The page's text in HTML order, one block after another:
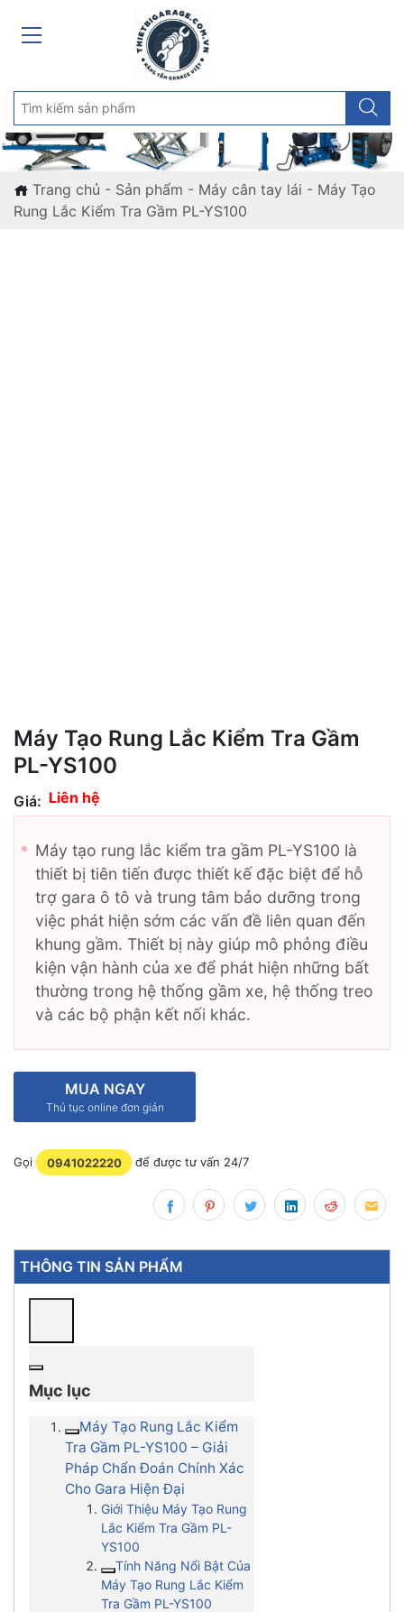
Trang chủ - Sản phẩm - Máy cân tay lái - Máy Tạo
Rung Lắc Kiểm Tra Gầm PL-YS100
Máy Tạo Rung Lắc Kiểm Tra Gầm
PL-YS100
Giá: Liên hệ
Máy tạo rung lắc kiểm tra gầm PL-YS100 là
thiết bị tiên tiến được thiết kế đặc biệt để hỗ
trợ gara ô tô và trung tâm bảo dưỡng trong
việc phát hiện sớm các vấn đề liên quan đến
khung gầm. Thiết bị này giúp mô phỏng điều
kiện vận hành của xe để phát hiện những bất
thường trong hệ thống gầm xe, hệ thống treo
và các bộ phận kết nối khác.
MUA NGAY
Thủ tục online đơn giản
Gọi 0941022220 để được tư vấn 24/7
THÔNG TIN SẢN PHẨM
Mục lục
Máy Tạo Rung Lắc Kiểm
Tra Gầm PL-YS100 – Giải
Pháp Chẩn Đoán Chính Xác
Cho Gara Hiện Đại
Giới Thiệu Máy Tạo Rung
Lắc Kiểm Tra Gầm PL-
YS100
Tính Năng Nổi Bật Của
Máy Tạo Rung Lắc Kiểm
Tra Gầm PL-YS100